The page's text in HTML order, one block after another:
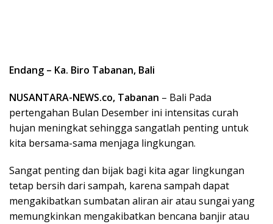
Endang – Ka. Biro Tabanan, Bali
NUSANTARA-NEWS.co, Tabanan – Bali Pada
pertengahan Bulan Desember ini intensitas curah
hujan meningkat sehingga sangatlah penting untuk
kita bersama-sama menjaga lingkungan.
Sangat penting dan bijak bagi kita agar lingkungan
tetap bersih dari sampah, karena sampah dapat
mengakibatkan sumbatan aliran air atau sungai yang
memungkinkan mengakibatkan bencana banjir atau